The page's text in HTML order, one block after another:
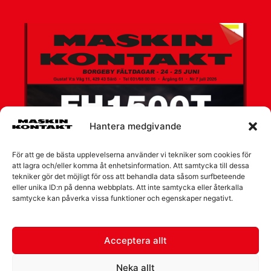
Hantera medgivande
För att ge de bästa upplevelserna använder vi tekniker som cookies för
att lagra och/eller komma åt enhetsinformation. Att samtycka till dessa
tekniker gör det möjligt för oss att behandla data såsom surfbeteende
eller unika ID:n på denna webbplats. Att inte samtycka eller återkalla
samtycke kan påverka vissa funktioner och egenskaper negativt.
Acceptera allt
Neka allt